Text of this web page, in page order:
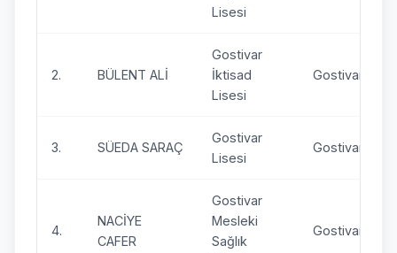
Lisesi
2. BÜLENT ALİ
Gostivar
İktisad
Lisesi
Gostivar
3. SÜEDA SARAÇ
Gostivar
Lisesi
Gostivar
4.
NACİYE
CAFER
Gostivar
Mesleki
Sağlık
Gostivar